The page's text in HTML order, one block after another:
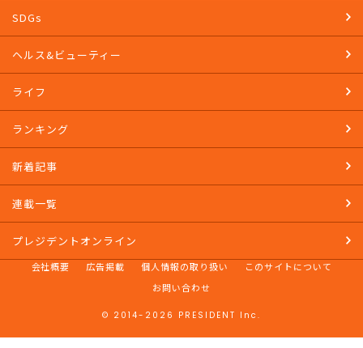
SDGs
ヘルス&ビューティー
ライフ
ランキング
新着記事
連載一覧
プレジデントオンライン
会社概要 広告掲載 個人情報の取り扱い
このサイトについて
お問い合わせ
© 2014-2026 PRESIDENT Inc.